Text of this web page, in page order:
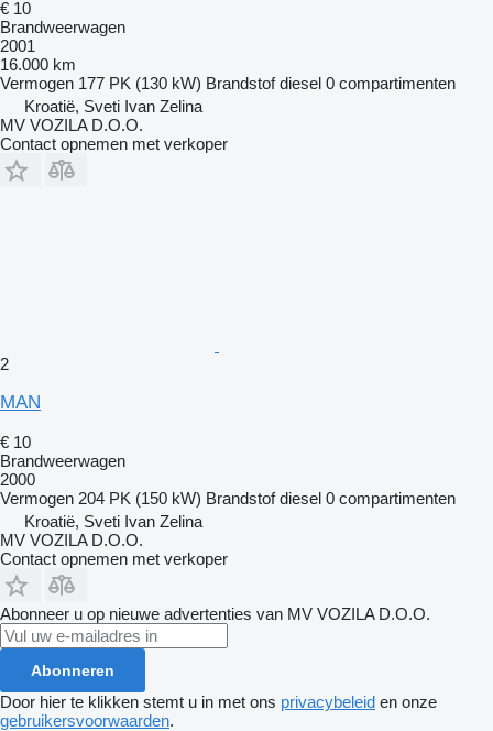
€ 10
Brandweerwagen
2001
16.000 km
Vermogen 177 PK (130 kW) Brandstof diesel 0 compartimenten
Kroatië, Sveti Ivan Zelina
MV VOZILA D.O.O.
Contact opnemen met verkoper
2
MAN
€ 10
Brandweerwagen
2000
Vermogen 204 PK (150 kW) Brandstof diesel 0 compartimenten
Kroatië, Sveti Ivan Zelina
MV VOZILA D.O.O.
Contact opnemen met verkoper
Abonneer u op nieuwe advertenties van MV VOZILA D.O.O.
Abonneren
Door hier te klikken stemt u in met ons privacybeleid en onze
gebruikersvoorwaarden.